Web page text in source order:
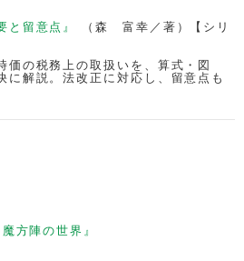
と留意点』
（森 富幸／著）【シリ
価の税務上の取扱いを、算式・図
に解説。法改正に対応し、留意点も
魔方陣の世界』